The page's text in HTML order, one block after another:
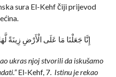
sura El-Kehf čiji prijevod
إِنَّا جَعَلْنَا مَا عَلَى الْأَرْضِ زِينَةً
ukras njoj stvorili da iskušamo
El-Kehf, 7. Istinu je rekao